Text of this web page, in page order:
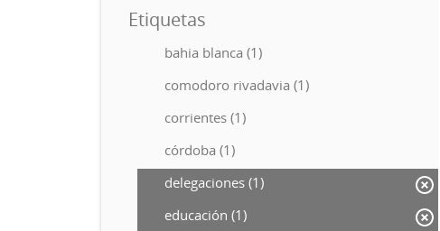
Etiquetas
bahia blanca (1)
comodoro rivadavia (1)
corrientes (1)
córdoba (1)
delegaciones (1)
educación (1)